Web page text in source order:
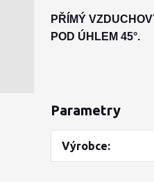
PŘÍMÝ
POD ÚHLEM 45°.
Parametry
Výrobce